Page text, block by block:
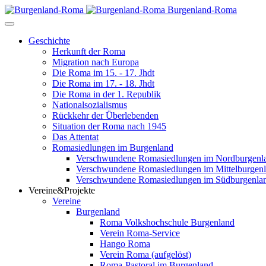
Burgenland-Roma
Geschichte
Herkunft der Roma
Migration nach Europa
Die Roma im 15. - 17. Jhdt
Die Roma im 17. - 18. Jhdt
Die Roma in der 1. Republik
Nationalsozialismus
Rückkehr der Überlebenden
Situation der Roma nach 1945
Das Attentat
Romasiedlungen im Burgenland
Verschwundene Romasiedlungen im
Verschwundene Romasiedlungen im
Verschwundene Romasiedlungen im
Vereine&Projekte
Vereine
Burgenland
Roma Volkshochschule Burgenland
Verein Roma-Service
Hango Roma
Verein Roma (aufgelöst)